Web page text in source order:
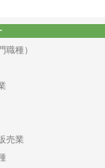
職種）
売業